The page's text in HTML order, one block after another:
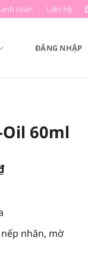
toán Liên hệ
ĐĂNG NHẬP
60ml
Giá
213,750₫.
nhăn, mờ